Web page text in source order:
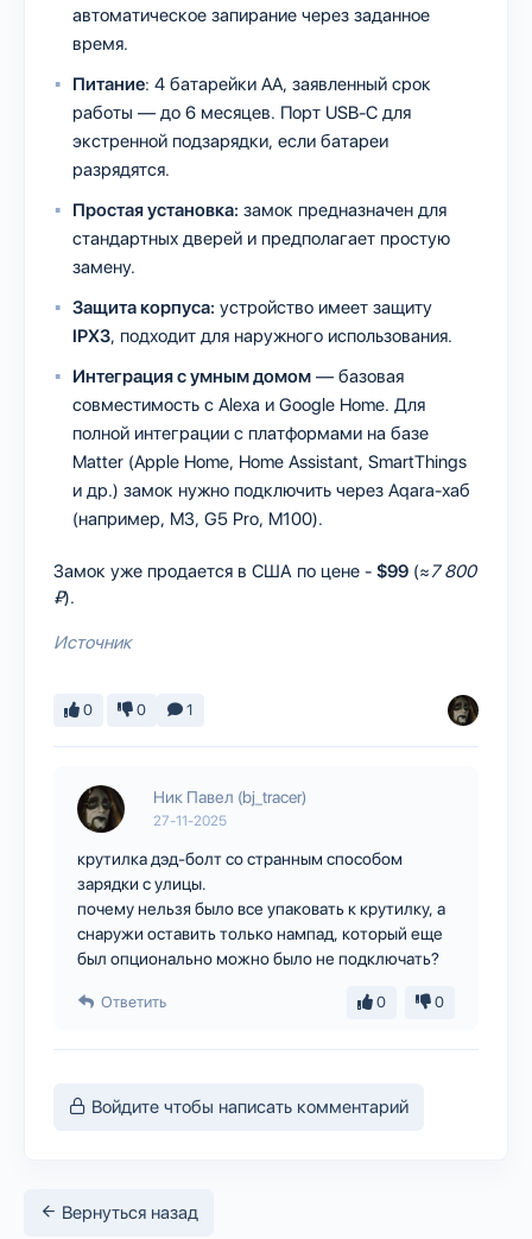
автоматическое запирание через заданное
время.
Питание: 4 батарейки AA, заявленный срок
работы — до 6 месяцев. Порт USB-C для
экстренной подзарядки, если батареи
разрядятся.
Простая установка: замок предназначен для
стандартных дверей и предполагает простую
замену.
Защита корпуса: устройство имеет защиту
IPX3, подходит для наружного использования.
Интеграция с умным домом — базовая
совместимость с Alexa и Google Home. Для
полной интеграции с платформами на базе
Matter (Apple Home, Home Assistant, SmartThings
и др.) замок нужно подключить через Aqara-хаб
(например, M3, G5 Pro, M100).
Замок уже продается в США по цене - $99 (≈7 800
₽).
Источник
0 0 1
Ник Павел (bj_tracer)
27-11-2025
крутилка дэд-болт со странным способом
зарядки с улицы.
почему нельзя было все упаковать к крутилку, а
снаружи оставить только нампад, который еще
был опционально можно было не подключать?
Ответить 0 0
Войдите чтобы написать комментарий
Вернуться назад